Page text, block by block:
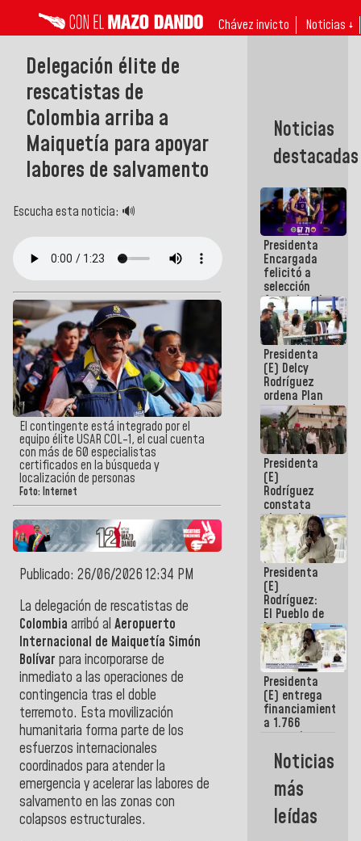
Chávez invicto Noticias ↓
Delegación élite de
rescatistas de
Colombia arriba a
Maiquetía para apoyar
labores de salvamento
Escucha esta noticia: 🔊
El contingente está integrado por el
equipo élite USAR COL-1, el cual cuenta
con más de 60 especialistas
certificados en la búsqueda y
localización de personas
Foto: Internet
Publicado: 26/06/2026 12:34 PM
La delegación de rescatistas de
Colombia arribó al Aeropuerto
Internacional de Maiquetía Simón
Bolívar para incorporarse de
inmediato a las operaciones de
contingencia tras el doble
terremoto. Esta movilización
humanitaria forma parte de los
esfuerzos internacionales
coordinados para atender la
emergencia y acelerar las labores de
salvamento en las zonas con
colapsos estructurales.
Noticias
destacadas
Presidenta
Encargada
felicitó a
selección
femenina de
baloncesto
por su
clasificación
a la
AmeriCup
2027
Presidenta
(E) Delcy
Rodríguez
ordena Plan
maestro de
desarrollo
logístico y
turístico
para La
Guaira
Presidenta
(E)
Rodríguez
constata
obras de
rehabilitación
de Escuela
Militar de
Mamo en La
Guaira
Presidenta
(E)
Rodríguez:
El Pueblo de
La Guaira
siempre
estará
acompañada
por el
Gobierno
Nacional
Presidenta
(E) entrega
financiamientos
a 1.766
comerciantes
emprendedores
afectados
por
terremotos
Noticias
más
leídas